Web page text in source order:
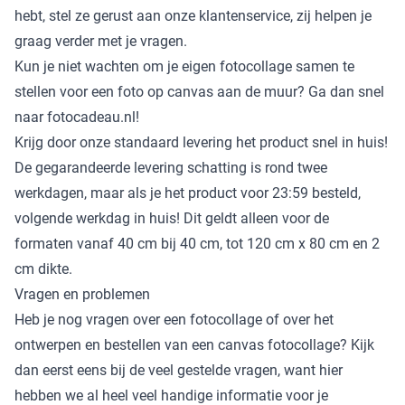
hebt, stel ze gerust aan onze klantenservice, zij helpen je
graag verder met je vragen.
Kun je niet wachten om je eigen fotocollage samen te
stellen voor een foto op canvas aan de muur? Ga dan snel
naar fotocadeau.nl!
Krijg door onze standaard levering het product snel in huis!
De gegarandeerde levering schatting is rond twee
werkdagen, maar als je het product voor 23:59 besteld,
volgende werkdag in huis! Dit geldt alleen voor de
formaten vanaf 40 cm bij 40 cm, tot 120 cm x 80 cm en 2
cm dikte.
Vragen en problemen
Heb je nog vragen over een fotocollage of over het
ontwerpen en bestellen van een canvas fotocollage? Kijk
dan eerst eens bij de veel gestelde vragen, want hier
hebben we al heel veel handige informatie voor je